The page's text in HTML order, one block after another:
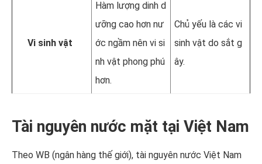
Vi sinh vật
Hàm lượng dinh d
ưỡng cao hơn nư
ớc ngầm nên vi si
nh vật phong phú
hơn.
Chủ yếu là các vi
sinh vật do sắt g
ây.
Tài nguyên nước mặt tại Việt Nam
Theo WB (ngân hàng thế giới), tài nguyên nước Việt Nam